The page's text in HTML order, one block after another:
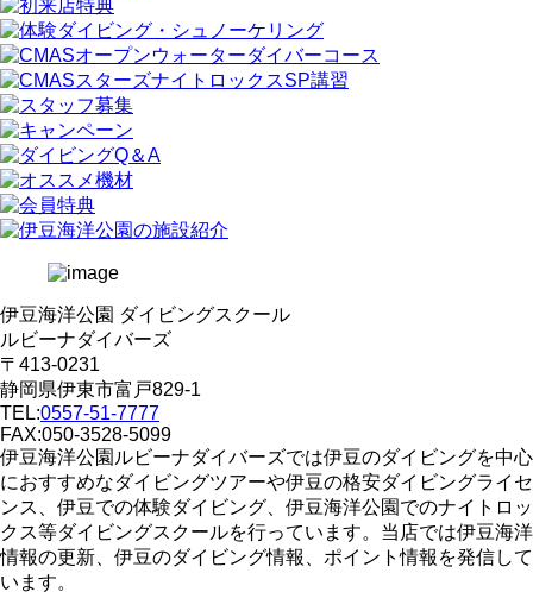
伊豆海洋公園 ダイビングスクール
ルビーナダイバーズ
〒413-0231
静岡県伊東市富戸829-1
TEL:0557-51-7777
FAX:050-3528-5099
伊豆海洋公園ルビーナダイバーズでは伊豆のダイビングを中心
におすすめなダイビングツアーや伊豆の格安ダイビングライセ
ンス、伊豆での体験ダイビング、伊豆海洋公園でのナイトロッ
クス等ダイビングスクールを行っています。当店では伊豆海洋
情報の更新、伊豆のダイビング情報、ポイント情報を発信して
います。